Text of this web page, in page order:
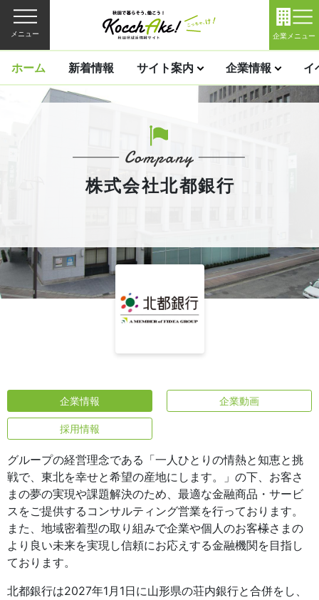
メニュー 企業メニュー
ホーム 新着情報 サイト案内 企業情報 イ
株式会社北都銀行
企業情報 企業動画
採用情報
グループの経営理念である「一人ひとりの情熱と知恵と挑
戦で、東北を幸せと希望の産地にします。」の下、お客さ
まの夢の実現や課題解決のため、最適な金融商品・サービ
スをご提供するコンサルティング営業を行っております。
また、地域密着型の取り組みで企業や個人のお客様さまの
より良い未来を実現し信頼にお応えする金融機関を目指し
ております。
北都銀行は2027年1月1日に山形県の荘内銀行と合併をし、